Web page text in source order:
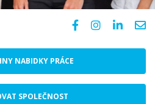
NABIDKY PRÁCE
SPOLEČNOST